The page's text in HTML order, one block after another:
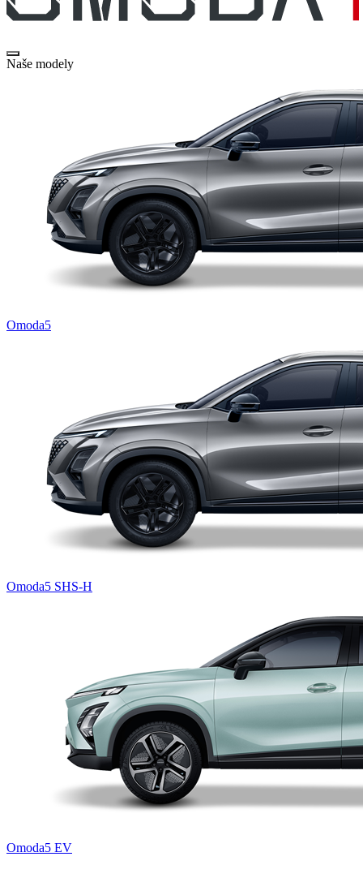
Naše modely
Omoda5
Omoda5 SHS-H
Omoda5 EV